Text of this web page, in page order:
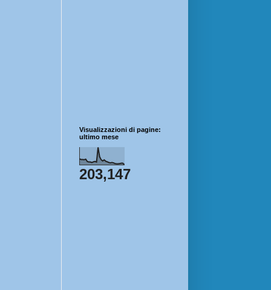
Visualizzazioni di pagine:
ultimo mese
203,147